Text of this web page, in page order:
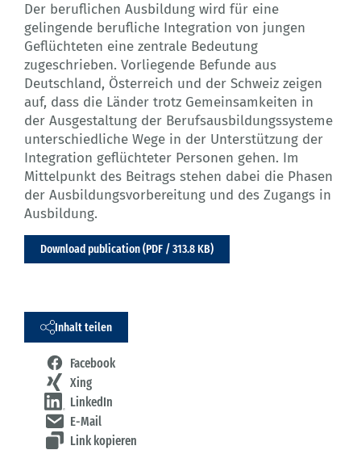
Der beruflichen Ausbildung wird für eine
gelingende berufliche Integration von jungen
Geflüchteten eine zentrale Bedeutung
zugeschrieben. Vorliegende Befunde aus
Deutschland, Österreich und der Schweiz zeigen
auf, dass die Länder trotz Gemeinsamkeiten in
der Ausgestaltung der Berufsausbildungssysteme
unterschiedliche Wege in der Unterstützung der
Integration geflüchteter Personen gehen. Im
Mittelpunkt des Beitrags stehen dabei die Phasen
der Ausbildungsvorbereitung und des Zugangs in
Ausbildung.
Download publication (PDF / 313.8 KB)
Inhalt teilen
Facebook
Xing
LinkedIn
E-Mail
Link kopieren